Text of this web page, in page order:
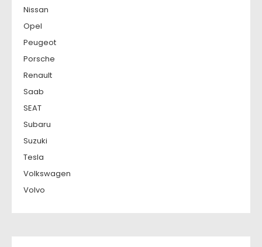
Nissan
Opel
Peugeot
Porsche
Renault
Saab
SEAT
Subaru
Suzuki
Tesla
Volkswagen
Volvo